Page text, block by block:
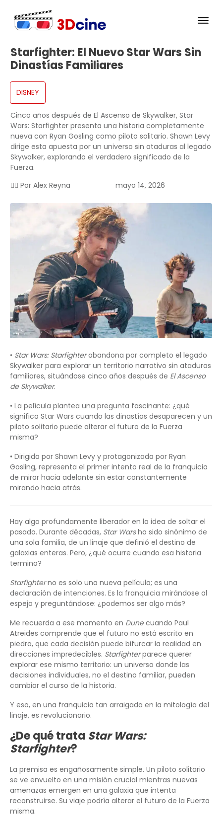
Starfighter: El Nuevo Star Wars Sin
Dinastías Familiares
DISNEY
Cinco años después de El Ascenso de Skywalker, Star
Wars: Starfighter presenta una historia completamente
nueva con Ryan Gosling como piloto solitario. Shawn Levy
dirige esta apuesta por un universo sin ataduras al legado
Skywalker, explorando el verdadero significado de la
Fuerza.
✍🏻 Por Alex Reyna mayo 14, 2026
• Star Wars: Starfighterabandona por completo el legado
Skywalker para explorar un territorio narrativo sin ataduras
familiares, situándose cinco años después de El Ascenso
de Skywalker.
• La película plantea una pregunta fascinante: ¿qué
significa Star Wars cuando las dinastías desaparecen y un
piloto solitario puede alterar el futuro de la Fuerza
misma?
• Dirigida por Shawn Levy y protagonizada por Ryan
Gosling, representa el primer intento real de la franquicia
de mirar hacia adelante sin estar constantemente
mirando hacia atrás.
Hay algo profundamente liberador en la idea de soltar el
pasado. Durante décadas, Star Warsha sido sinónimo de
una sola familia, de un linaje que definió el destino de
galaxias enteras. Pero, ¿qué ocurre cuando esa historia
termina?
Starfighterno es solo una nueva película; es una
declaración de intenciones. Es la franquicia mirándose al
espejo y preguntándose: ¿podemos ser algo más?
Me recuerda a ese momento en Dunecuando Paul
Atreides comprende que el futuro no está escrito en
piedra, que cada decisión puede bifurcar la realidad en
direcciones impredecibles. Starfighterparece querer
explorar ese mismo territorio: un universo donde las
decisiones individuales, no el destino familiar, pueden
cambiar el curso de la historia.
Y eso, en una franquicia tan arraigada en la mitología del
linaje, es revolucionario.
¿De qué trata Star Wars:
Starfighter?
La premisa es engañosamente simple. Un piloto solitario
se ve envuelto en una misión crucial mientras nuevas
amenazas emergen en una galaxia que intenta
reconstruirse. Su viaje podría alterar el futuro de la Fuerza
misma.